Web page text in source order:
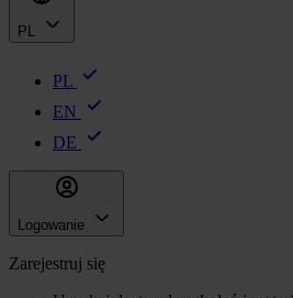
PL
PL
EN
DE
Logowanie
Zarejestruj się